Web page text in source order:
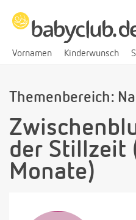
Vornamen Kinderwunsch
Themenbereich:
der Stillzeit
Monate)